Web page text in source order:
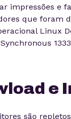
impressões e
que foram
Linux
Synchronous
e
são